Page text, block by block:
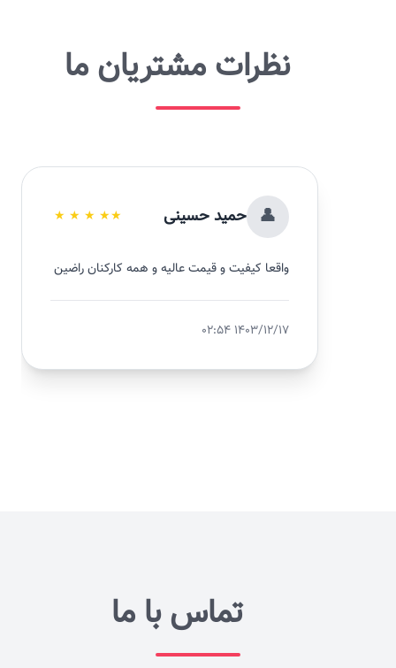
نظرات مشتریان ما
👤 حمید حسینی ★
★
★
★
واقعا کیفیت و قیمت عالیه و همه کارکنان راضین
۱۴۰۳/۱۲/۱۷ ۰۲:۵۴
تماس با ما